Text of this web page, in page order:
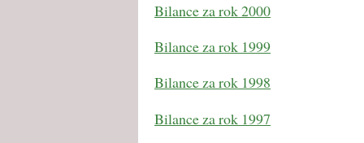
Bilance za rok 2000
Bilance za rok 1999
Bilance za rok 1998
Bilance za rok 1997